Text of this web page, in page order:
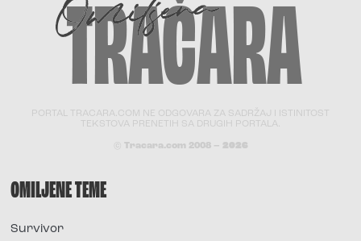
PORTAL TRACARA.COM NE ODGOVARA ZA SADRŽAJ I ISTINITOST
TEKSTOVA PRENETIH SA DRUGIH PORTALA.
© Tracara.com 2008 – 2026
OMILJENE TEME
Survivor